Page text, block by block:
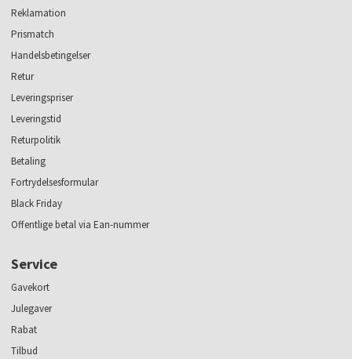
Reklamation
Prismatch
Handelsbetingelser
Retur
Leveringspriser
Leveringstid
Returpolitik
Betaling
Fortrydelsesformular
Black Friday
Offentlige betal via Ean-nummer
Service
Gavekort
Julegaver
Rabat
Tilbud